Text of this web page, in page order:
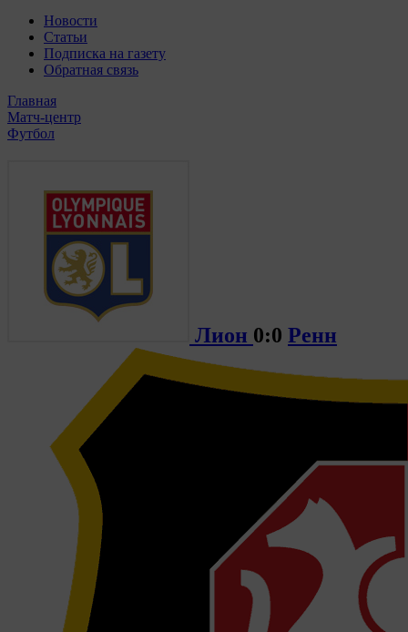
Новости
Статьи
Подписка на газету
Обратная связь
Главная
Матч-центр
Футбол
Лион 0:0 Ренн